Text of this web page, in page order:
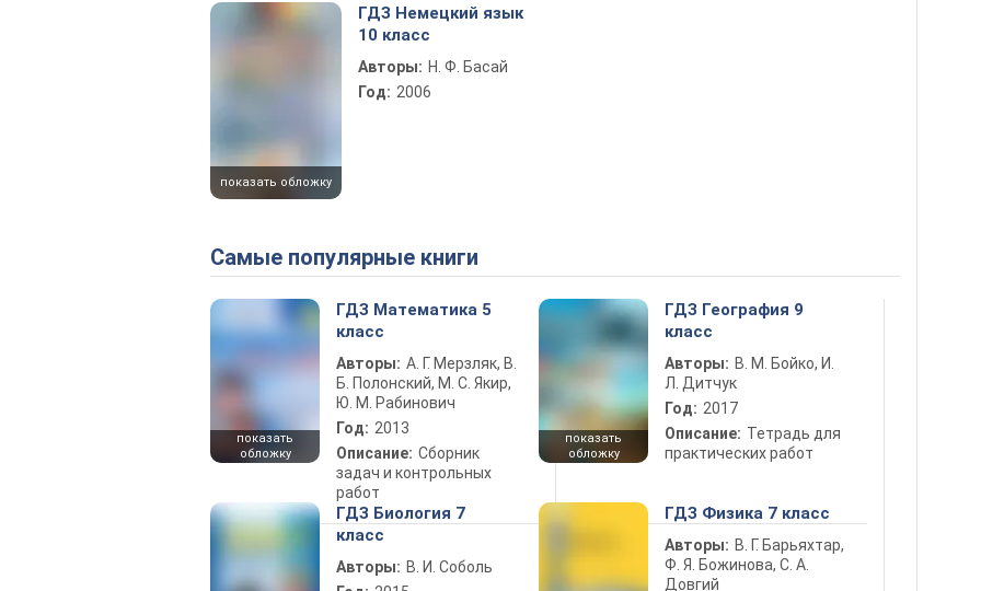
показать обложку
ГДЗ Немецкий язык
10 класс
Авторы: Н. Ф. Басай
Год: 2006
Самые популярные книги
показать
обложку
ГДЗ Математика 5
класс
Авторы: А. Г. Мерзляк, В.
Б. Полонский, М. С. Якир,
Ю. М. Рабинович
Год: 2013
Описание: Сборник
задач и контрольных
работ
показать
обложку
ГДЗ География 9
класс
Авторы: В. М. Бойко, И.
Л. Дитчук
Год: 2017
Описание: Тетрадь для
практических работ
ГДЗ Биология 7
класс
Авторы: В. И. Соболь
ГДЗ Физика 7 класс
Авторы: В. Г. Барьяхтар,
Ф. Я. Божинова, С. А.
Довгий